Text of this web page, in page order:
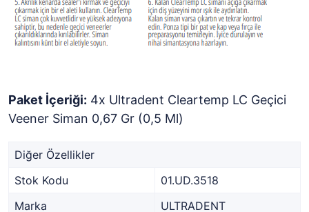
Paket İçeriği: 4x Ultradent Cleartemp LC Geçici
Veener Siman 0,67 Gr (0,5 Ml)
Diğer Özellikler
Stok Kodu
01.UD.3518
Marka
ULTRADENT